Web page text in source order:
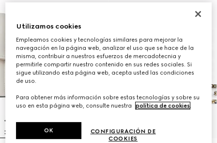
Utilizamos cookies
Empleamos cookies y tecnologías similares para mejorar la
navegación en la página web, analizar el uso que se hace de la
misma, contribuir a nuestros esfuerzos de mercadotecnia y
permitirle compartir nuestro contenido en sus redes sociales. Si
sigue utilizando esta página web, acepta usted las condiciones
de uso.
Para obtener más información sobre estas tecnologías y sobre su
uso en esta página web, consulte nuestra
política de cookies.
CONFIGURACIÓN DE
COOKIES
OK